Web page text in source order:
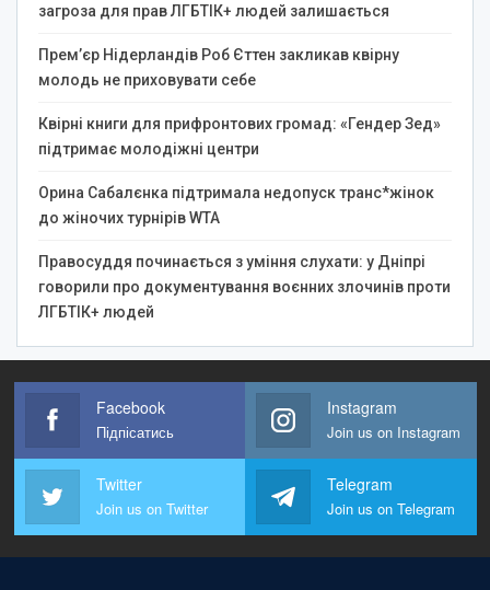
загроза для прав ЛГБТІК+ людей залишається
Прем’єр Нідерландів Роб Єттен закликав квірну
молодь не приховувати себе
Квірні книги для прифронтових громад: «Гендер Зед»
підтримає молодіжні центри
Орина Сабалєнка підтримала недопуск транс*жінок
до жіночих турнірів WTA
Правосуддя починається з уміння слухати: у Дніпрі
говорили про документування воєнних злочинів проти
ЛГБТІК+ людей
Facebook
Підпісатись
Instagram
Join us on Instagram
Twitter
Join us on Twitter
Telegram
Join us on Telegram